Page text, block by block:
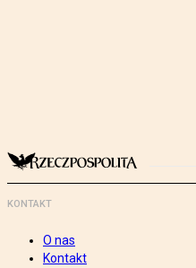
KONTAKT
O nas
Kontakt